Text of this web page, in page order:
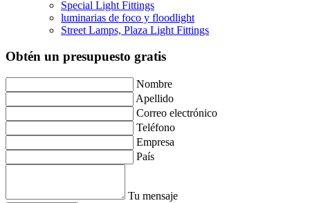
Special Light Fittings
luminarias de foco y floodlight
Street Lamps, Plaza Light Fittings
Obtén un presupuesto gratis
Nombre
Apellido
Correo electrónico
Teléfono
Empresa
País
Tu mensaje